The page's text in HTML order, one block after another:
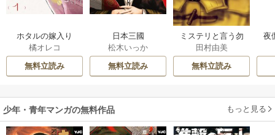
ホタルの嫁入り
橘オレコ
無料立読み
日本三國
松木いっか
無料立読み
ミステリと言う勿
れ
田村由美
無料立読み
夜
少年・青年マンガの無料作品 もっと見る